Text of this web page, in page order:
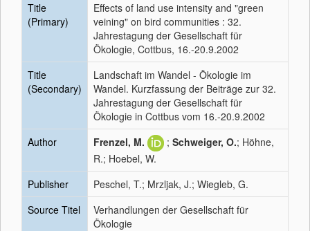
Title
(Primary)
Effects of land use intensity and "green
veining" on bird communities : 32.
Jahrestagung der Gesellschaft für
Ökologie, Cottbus, 16.-20.9.2002
Title
(Secondary)
Landschaft im Wandel - Ökologie im
Wandel. Kurzfassung der Beiträge zur 32.
Jahrestagung der Gesellschaft für
Ökologie in Cottbus vom 16.-20.9.2002
Author
Frenzel, M. ; Schweiger, O.; Höhne,
R.; Hoebel, W.
Publisher
Peschel, T.; Mrzljak, J.; Wiegleb, G.
Source Titel
Verhandlungen der Gesellschaft für
Ökologie